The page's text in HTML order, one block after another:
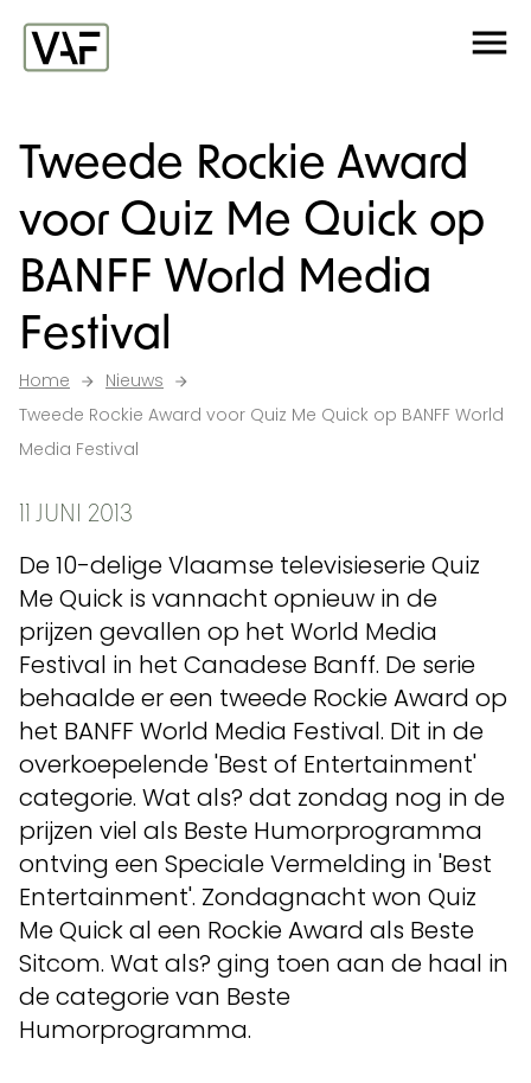
Ga verder naar de inhoud
Tweede Rockie Award
voor Quiz Me Quick op
BANFF World Media
Festival
Home
Nieuws
Tweede Rockie Award voor Quiz Me Quick op BANFF World
Media Festival
11 JUNI 2013
De 10-delige Vlaamse televisieserie Quiz
Me Quick is vannacht opnieuw in de
prijzen gevallen op het World Media
Festival in het Canadese Banff. De serie
behaalde er een tweede Rockie Award op
het BANFF World Media Festival. Dit in de
overkoepelende 'Best of Entertainment'
categorie. Wat als? dat zondag nog in de
prijzen viel als Beste Humorprogramma
ontving een Speciale Vermelding in 'Best
Entertainment'. Zondagnacht won Quiz
Me Quick al een Rockie Award als Beste
Sitcom. Wat als? ging toen aan de haal in
de categorie van Beste
Humorprogramma.